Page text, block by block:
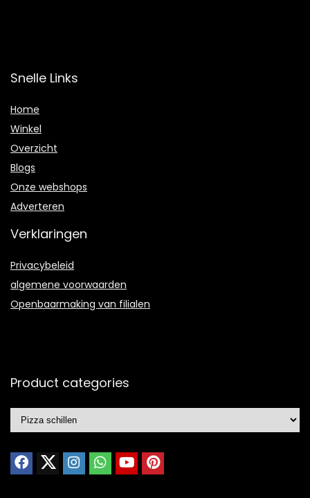
Snelle Links
Home
Winkel
Overzicht
Blogs
Onze webshops
Adverteren
Verklaringen
Privacybeleid
algemene voorwaarden
Openbaarmaking van filialen
Product categories